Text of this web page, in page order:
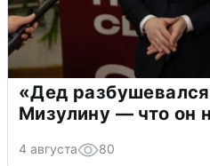
«Дед
Мизулину — что он
4 августа 80